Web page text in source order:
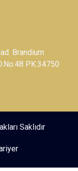
Brandium
PK:34750
Saklıdır